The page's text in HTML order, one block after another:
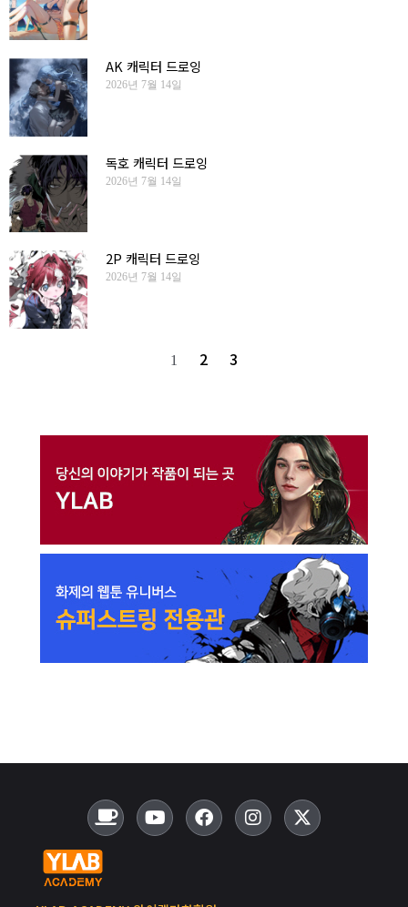
AK 캐릭터 드로잉
2026년 7월 14일
독호 캐릭터 드로잉
2026년 7월 14일
2P 캐릭터 드로잉
2026년 7월 14일
1 2 3